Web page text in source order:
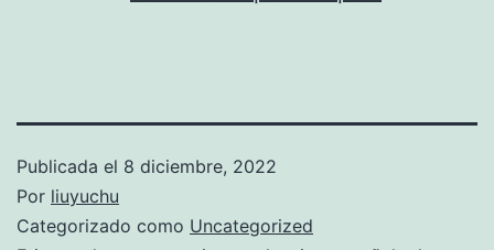
Publicada el 8 diciembre, 2022
Por liuyuchu
Categorizado como Uncategorized